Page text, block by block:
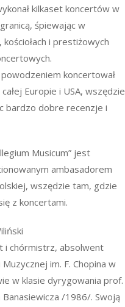
kilkaset koncertów w
śpiewając w
kościołach i prestiżowych
koncertował
Europie i USA, wszędzie
bardzo dobre recenzje i
Musicum” jest
ambasadorem
wszędzie tam, gdzie
z koncertami.
i chórmistrz, absolwent
Muzycznej im. F. Chopina w
w klasie dyrygowania prof.
Banasiewicza /1986/. Swoją